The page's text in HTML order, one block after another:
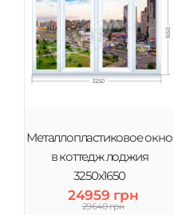
Металлопластиковое окно
в коттедж лоджия
3250х1650
24959 грн
29640 грн